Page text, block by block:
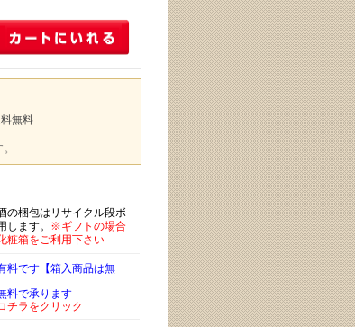
無料
の梱包はリサイクル段ボ
します。 ※ギフトの場合
粧箱をご利用下さい
料です【箱入商品は無
料で承ります
チラをクリック